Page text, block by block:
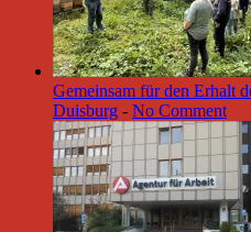
Gemeinsam für den Erhalt
Duisburg - No Comment